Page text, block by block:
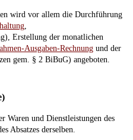
wird vor allem die Durchführung
,
Erstellung der monatlichen
Ausgaben-Rechnung und der
gem. § 2 BiBuG) angeboten.
Waren und Dienstleistungen des
Absatzes derselben.